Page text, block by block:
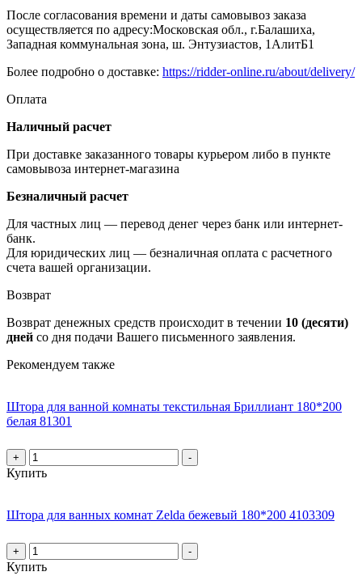
После согласования времени и даты самовывоз заказа
осуществляется по адресу:Московская обл., г.Балашиха,
Западная коммунальная зона, ш. Энтузиастов, 1АлитБ1
Более подробно о доставке: https://ridder-online.ru/about/delivery/
Оплата
Наличный расчет
При доставке заказанного товары курьером либо в пункте
самовывоза интернет-магазина
Безналичный расчет
Для частных лиц — перевод денег через банк или интернет-
банк.
Для юридических лиц — безналичная оплата с расчетного
счета вашей организации.
Возврат
Возврат денежных средств происходит в течении 10 (десяти)
дней со дня подачи Вашего письменного заявления.
Рекомендуем также
Штора для ванной комнаты текстильная Бриллиант 180*200
белая 81301
+ -
Купить
Штора для ванных комнат Zelda бежевый 180*200 4103309
+ -
Купить